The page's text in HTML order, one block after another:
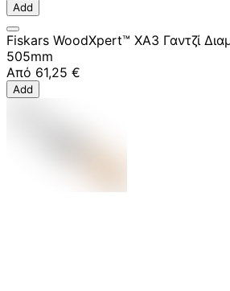
Add
Fiskars WoodXpert™ XA3 Γαντζί
505mm
Από 61,25 €
Add